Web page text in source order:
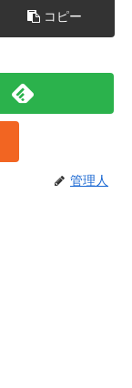
コピー
管理人